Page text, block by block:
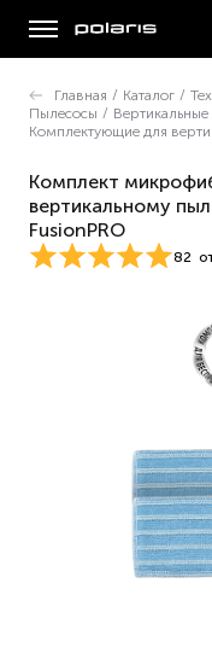
Главная / Каталог /
Пылесосы /
Комплектующие для
Комплект
вертикальному
FusionPRO
82